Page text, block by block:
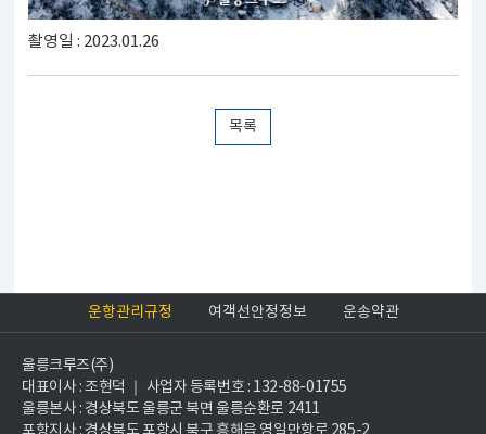
촬영일 : 2023.01.26
목록
운항관리규정 여객선안정정보 운송약관
울릉크루즈(주)
대표이사 : 조현덕 ｜ 사업자 등록번호 : 132-88-01755
울릉본사 : 경상북도 울릉군 북면 울릉순환로 2411